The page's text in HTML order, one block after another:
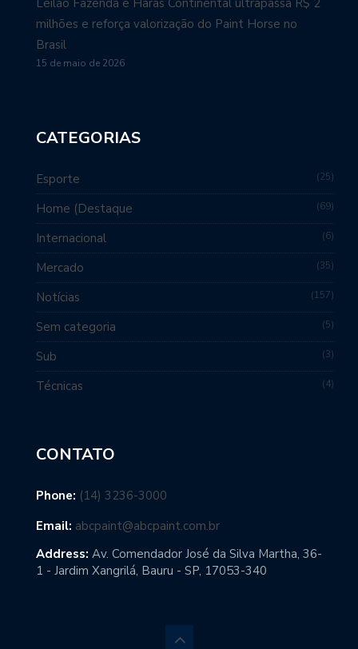
Leilão Fazenda e Haras Continental ultrapassa R$ 2
milhões e reforça valorização do Paint Horse no
Brasil
15 de maio de 2026
CATEGORIAS
Esporte 25
Home (Destaque 69
Internacional 6
Mercado 35
Notícias 157
Sem categoria 5
Sub 3
Técnicas 4
CONTATO
Phone: (14) 3236-3000
Email: abcpaint@abcpaint.com.br
Address: Av. Comendador José da Silva Martha, 36-
1 - Jardim Xangrilá, Bauru - SP, 17053-340